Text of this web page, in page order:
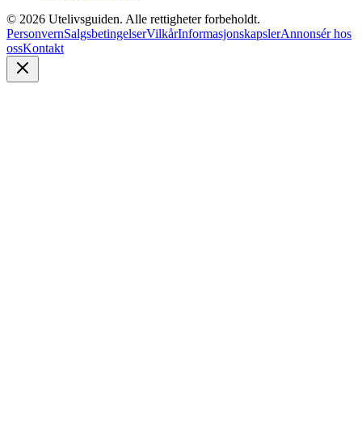
© 2026 Utelivsguiden. Alle rettigheter forbeholdt.
PersonvernSalgsbetingelserVilkårInformasjonskapslerAnnonsér hos
ossKontakt